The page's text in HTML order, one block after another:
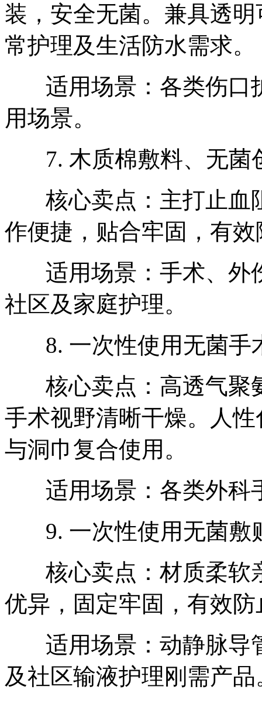
装，安全无菌。兼具透
常护理及生活防水需求。
适用场景：各类伤口
用场景。
7. 木质棉敷料、无菌
核心卖点：主打止血
作便捷，贴合牢固，有
适用场景：手术、外
社区及家庭护理。
8. 一次性使用无菌手
核心卖点：高透气聚
手术视野清晰干燥。人
与洞巾复合使用。
适用场景：各类外科
9. 一次性使用无菌敷
核心卖点：材质柔软
优异，固定牢固，有效
适用场景：动静脉导
及社区输液护理刚需产品